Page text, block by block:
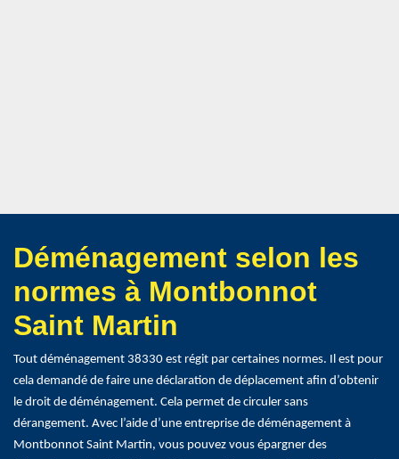
Déménagement selon les
normes à Montbonnot
Saint Martin
Tout déménagement 38330 est régit par certaines normes. Il est pour
cela demandé de faire une déclaration de déplacement afin d’obtenir
le droit de déménagement. Cela permet de circuler sans
dérangement. Avec l’aide d’une entreprise de déménagement à
Montbonnot Saint Martin, vous pouvez vous épargner des